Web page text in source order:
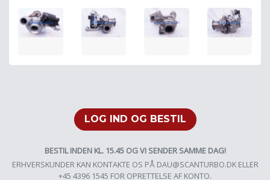
LOG IND OG BESTIL
BESTIL INDEN KL. 15.45 OG VI SENDER SAMME DAG!
ERHVERSKUNDER KAN KONTAKTE OS PÅ DAU@SCANTURBO.DKELLER
+45 4396 1545 FOR OPRETTELSE AF KONTO.